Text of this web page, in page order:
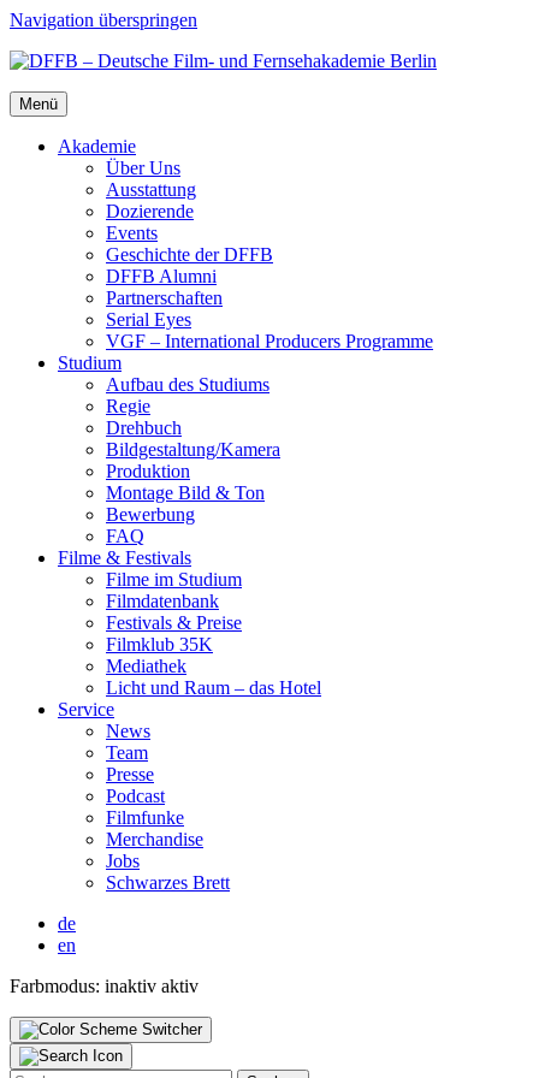
Navigation überspringen
Menü
Aka­de­mie
Über Uns
Aus­stat­tung
Dozie­ren­de
Events
Geschich­te der DFFB
DFFB Alum­ni
Part­ner­schaf­ten
Seri­al Eyes
VGF – Inter­na­tio­nal Pro­du­cers Pro­gram­me
Stu­di­um
Auf­bau des Stu­di­ums
Regie
Dreh­buch
Bildgestaltung/​​Kamera
Pro­duk­ti­on
Mon­ta­ge Bild & Ton
Bewer­bung
FAQ
Fil­me & Fes­ti­vals
Fil­me im Stu­di­um
Film­da­ten­bank
Fes­ti­vals & Prei­se
Film­klub 35K
Media­thek
Licht und Raum – das Hotel
Ser­vice
News
Team
Pres­se
Pod­cast
Film­fun­ke
Mer­chan­di­se
Jobs
Schwar­zes Brett
de
en
Farbmodus: inaktiv aktiv